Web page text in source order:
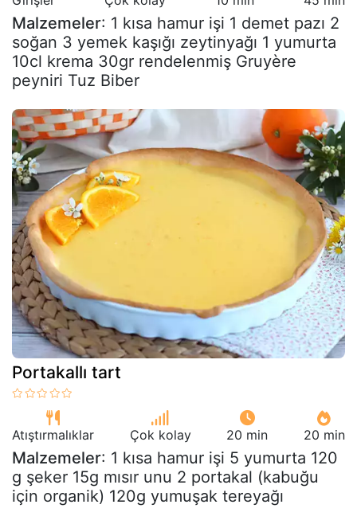
Malzemeler: 1 kısa hamur işi 1 demet pazı 2
soğan 3 yemek kaşığı zeytinyağı 1 yumurta
10cl krema 30gr rendelenmiş Gruyère
peyniri Tuz Biber
Portakallı tart
Atıştırmalıklar Çok kolay 20 min 20 min
Malzemeler: 1 kısa hamur işi 5 yumurta 120
g şeker 15g mısır unu 2 portakal (kabuğu
için organik) 120g yumuşak tereyağı